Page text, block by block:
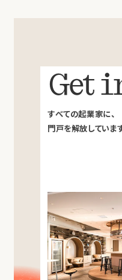
Get
すべての起業家に、
門戸を解放しています